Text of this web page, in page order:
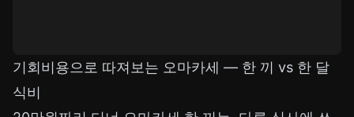
기회비용으로 따져보는 오마카세 — 한 끼 vs 한 달
식비